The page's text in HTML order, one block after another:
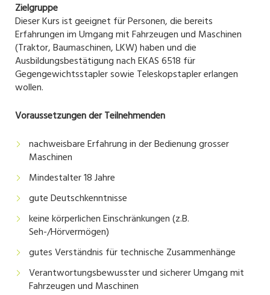
Zielgruppe
Dieser Kurs ist geeignet für Personen, die bereits
Erfahrungen im Umgang mit Fahrzeugen und Maschinen
(Traktor, Baumaschinen, LKW) haben und die
Ausbildungsbestätigung nach EKAS 6518 für
Gegengewichtsstapler sowie Teleskopstapler erlangen
wollen.
Voraussetzungen der Teilnehmenden
nachweisbare Erfahrung in der Bedienung grosser
Maschinen
Mindestalter 18 Jahre
gute Deutschkenntnisse
keine körperlichen Einschränkungen (z.B.
Seh-/Hörvermögen)
gutes Verständnis für technische Zusammenhänge
Verantwortungsbewusster und sicherer Umgang mit
Fahrzeugen und Maschinen